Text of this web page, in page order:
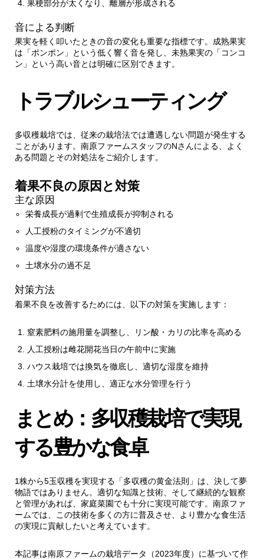
果梗部分が太くなり、離層が形成される
音による判断
果実を軽く叩いたときの音の変化も重要な指標です。成熟果実
は「ポンポン」という低く響く音を発し、未熟果実の「コンコ
ン」という高い音とは明確に区別できます。
トラブルシューティング
多収穫栽培では、従来の栽培法では遭遇しない問題が発生する
ことがあります。南原ファームスタッフのNさんによる、よく
ある問題とその対処法をご紹介します。
着果不良の原因と対策
主な原因
栄養成長が過剰で生殖成長が抑制される
人工授粉のタイミングが不適切
温度や湿度の環境条件が適さない
土壌水分の過不足
対策方法
着果不良を改善するためには、以下の対策を実施します：
窒素肥料の施用量を調整し、リン酸・カリの比率を高める
人工授粉は雌花開花当日の午前中に実施
ハウス栽培では換気を徹底し、適切な湿度を維持
土壌水分計を使用し、適正な水分管理を行う
まとめ：多収穫栽培で実現
する豊かな食卓
1株から5玉収穫を実現する「多収穫の黄金法則」は、決して夢
物語ではありません。適切な知識と技術、そして継続的な観察
と管理があれば、家庭菜園でも十分に実現可能です。南原ファ
ームでは、この技術を多くの方に普及させ、より豊かな食生活
の実現に貢献したいと考えています。
本記事は南原ファームの栽培データ（2023年度）に基づいて作